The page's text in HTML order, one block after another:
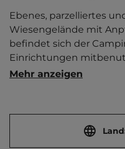
Ebenes, parzelliertes
Wiesengelände mit
befindet sich der
Einrichtungen
jeweils Freitags und
Ruheraum und
Montags und Freitags
Mehr anzeigen